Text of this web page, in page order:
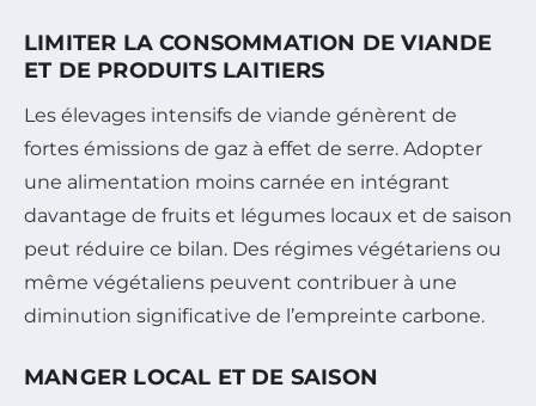
LIMITER LA CONSOMMATION DE VIANDE
ET DE PRODUITS LAITIERS
Les élevages intensifs de viande génèrent de
fortes émissions de gaz à effet de serre. Adopter
une alimentation moins carnée en intégrant
davantage de fruits et légumes locaux et de saison
peut réduire ce bilan. Des régimes végétariens ou
même végétaliens peuvent contribuer à une
diminution significative de l’empreinte carbone.
MANGER LOCAL ET DE SAISON